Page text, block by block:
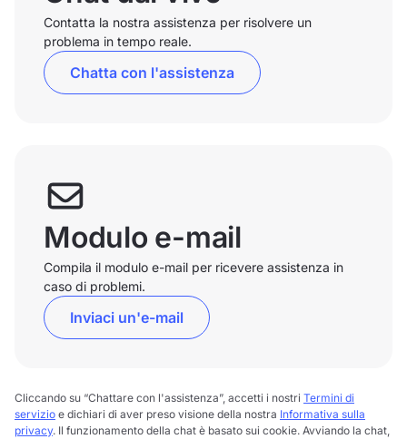
Contatta la nostra assistenza per risolvere un
problema in tempo reale.
Chatta con l'assistenza
Modulo e-mail
Compila il modulo e-mail per ricevere assistenza in
caso di problemi.
Inviaci un'e-mail
Cliccando su “Chattare con l'assistenza”, accetti i nostri Termini di
servizio e dichiari di aver preso visione della nostra Informativa sulla
privacy. Il funzionamento della chat è basato sui cookie. Avviando la chat,